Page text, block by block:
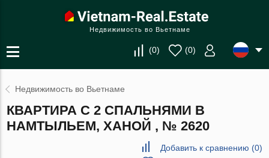
Недвижимость во Вьетнаме
(0) (0)
Недвижимость во Вьетнаме
КВАРТИРА С 2 СПАЛЬНЯМИ В
НАМТЫЛЬЕМ, ХАНОЙ , № 2620
Добавить к сравнению (0)